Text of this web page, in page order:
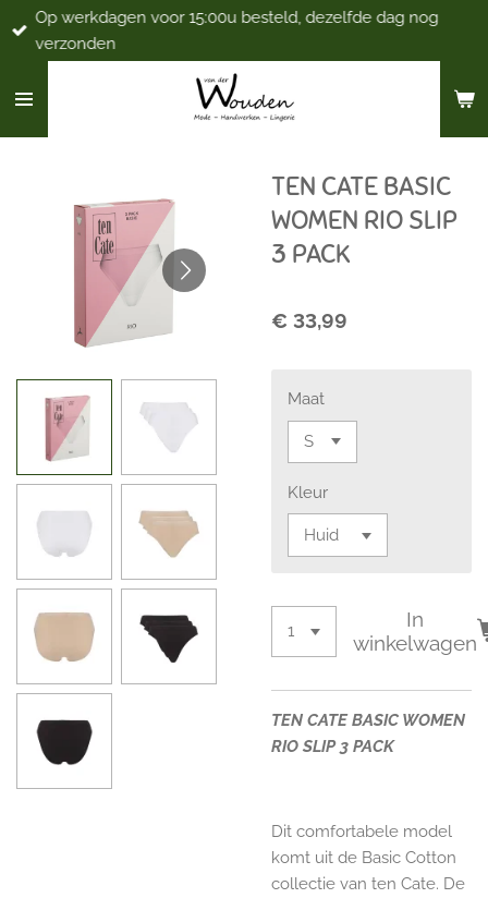
Ga
direct
de
Op werkdagen voor 15:00u besteld, dezelfde dag nog
verzonden
TEN CATE BASIC
WOMEN RIO SLIP
3 PACK
€ 33,99
Maat
Kleur
In
winkelwagen
TEN CATE BASIC WOMEN
RIO SLIP 3 PACK
Dit comfortabele model
komt uit de Basic Cotton
collectie van ten Cate. De